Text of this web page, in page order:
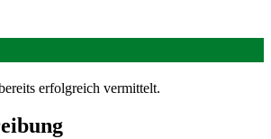
erfolgreich vermittelt.